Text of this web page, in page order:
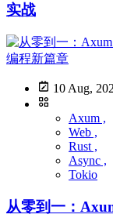
实战
10 Aug,
Axum ,
Web ,
Rust ,
Async ,
Tokio
从零到一：